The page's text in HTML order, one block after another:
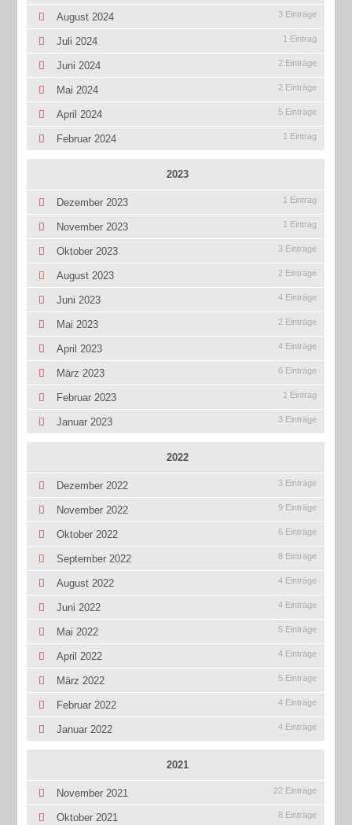
August 2024 3 Einträge
Juli 2024 1 Eintrag
Juni 2024 2 Einträge
Mai 2024 2 Einträge
April 2024 5 Einträge
Februar 2024 1 Eintrag
2023
Dezember 2023 1 Eintrag
November 2023 1 Eintrag
Oktober 2023 3 Einträge
August 2023 2 Einträge
Juni 2023 4 Einträge
Mai 2023 2 Einträge
April 2023 4 Einträge
März 2023 6 Einträge
Februar 2023 1 Eintrag
Januar 2023 3 Einträge
2022
Dezember 2022 3 Einträge
November 2022 9 Einträge
Oktober 2022 6 Einträge
September 2022 8 Einträge
August 2022 4 Einträge
Juni 2022 4 Einträge
Mai 2022 5 Einträge
April 2022 4 Einträge
März 2022 5 Einträge
Februar 2022 4 Einträge
Januar 2022 4 Einträge
2021
November 2021 22 Einträge
Oktober 2021 8 Einträge